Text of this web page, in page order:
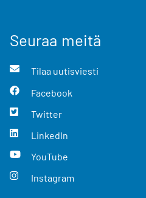
Seuraa meitä
Tilaa uutisviesti
Facebook
Twitter
LinkedIn
YouTube
Instagram